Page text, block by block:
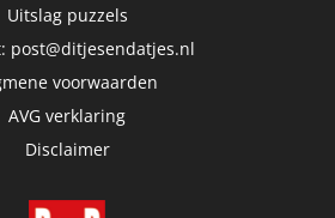
Uitslag puzzels
post@ditjesendatjes.nl
voorwaarden
AVG verklaring
Disclaimer